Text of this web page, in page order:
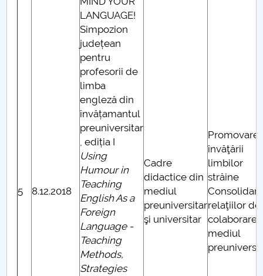
5 8.12.2018
LANGUAGE!
Simpozion
județean
pentru
profesorii de
limba
engleză din
învățamantul
preuniversitar
, ediția I
Using
Humour in
Teaching
English As a
Foreign
Language -
Teaching
Methods,
Strategies
Cadre
didactice din
mediul
preuniversitar
şi universitar
învăţării
limbilor
străine
relaţiilor de
colaborare
mediul